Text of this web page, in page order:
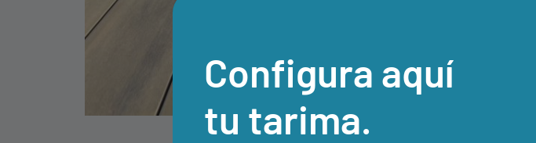
Configura aquí
tu tarima.